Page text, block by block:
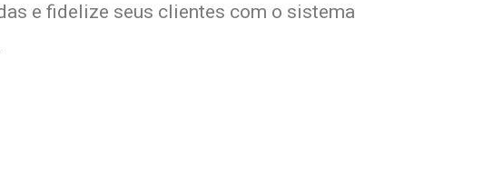
e fidelize seus clientes com o sistema